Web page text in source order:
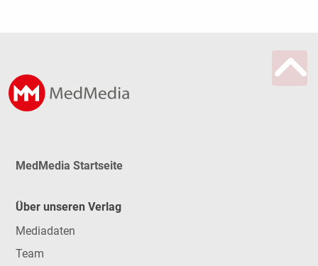
MedMedia Startseite
Über unseren Verlag
Mediadaten
Team